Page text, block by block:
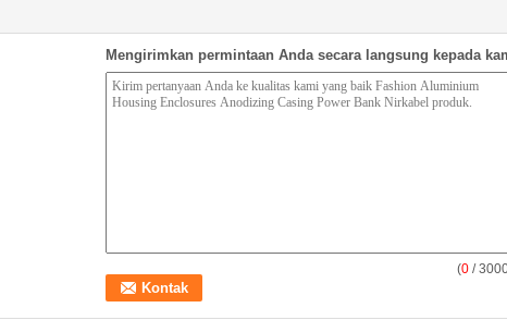
Mengirimkan permintaan Anda secara langsung kepada
(0 /